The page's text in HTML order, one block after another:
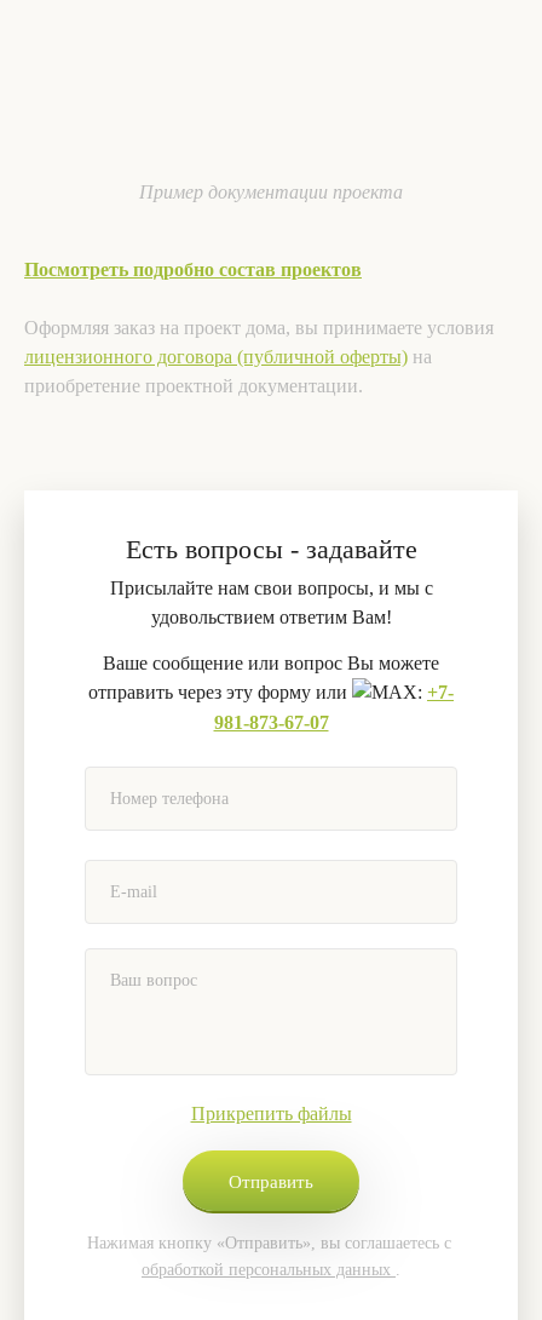
Пример документации проекта
Посмотреть подробно состав проектов
Оформляя заказ на проект дома, вы принимаете условия
лицензионного договора (публичной оферты) на
приобретение проектной документации.
Есть вопросы - задавайте
Присылайте нам свои вопросы, и мы с
удовольствием ответим Вам!
Ваше сообщение или вопрос Вы можете
отправить через эту форму или
: +7-
981-873-67-07
Прикрепить файлы
Нажимая кнопку «Отправить», вы соглашаетесь с
обработкой персональных данных .